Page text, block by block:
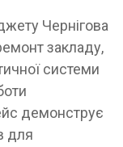
Чернігова
закладу,
системи
демонструє
для